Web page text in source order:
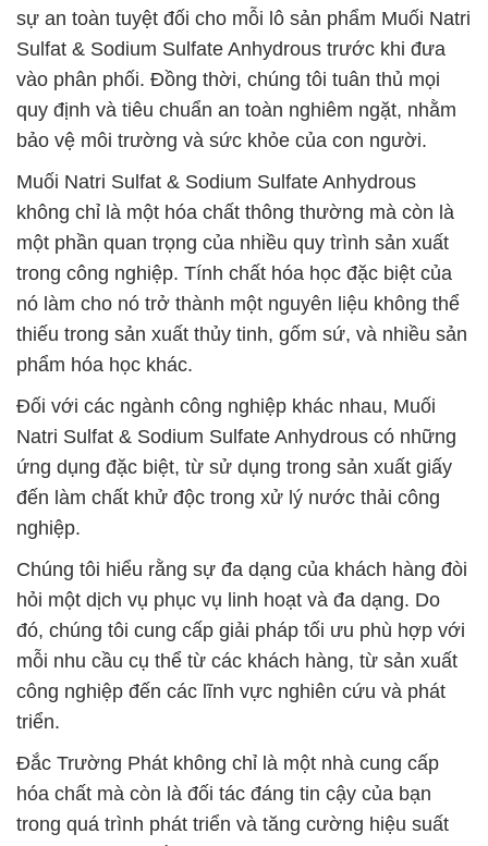
sự an toàn tuyệt đối cho mỗi lô sản phẩm Muối Natri
Sulfat & Sodium Sulfate Anhydrous trước khi đưa
vào phân phối. Đồng thời, chúng tôi tuân thủ mọi
quy định và tiêu chuẩn an toàn nghiêm ngặt, nhằm
bảo vệ môi trường và sức khỏe của con người.
Muối Natri Sulfat & Sodium Sulfate Anhydrous
không chỉ là một hóa chất thông thường mà còn là
một phần quan trọng của nhiều quy trình sản xuất
trong công nghiệp. Tính chất hóa học đặc biệt của
nó làm cho nó trở thành một nguyên liệu không thể
thiếu trong sản xuất thủy tinh, gốm sứ, và nhiều sản
phẩm hóa học khác.
Đối với các ngành công nghiệp khác nhau, Muối
Natri Sulfat & Sodium Sulfate Anhydrous có những
ứng dụng đặc biệt, từ sử dụng trong sản xuất giấy
đến làm chất khử độc trong xử lý nước thải công
nghiệp.
Chúng tôi hiểu rằng sự đa dạng của khách hàng đòi
hỏi một dịch vụ phục vụ linh hoạt và đa dạng. Do
đó, chúng tôi cung cấp giải pháp tối ưu phù hợp với
mỗi nhu cầu cụ thể từ các khách hàng, từ sản xuất
công nghiệp đến các lĩnh vực nghiên cứu và phát
triển.
Đắc Trường Phát không chỉ là một nhà cung cấp
hóa chất mà còn là đối tác đáng tin cậy của bạn
trong quá trình phát triển và tăng cường hiệu suất